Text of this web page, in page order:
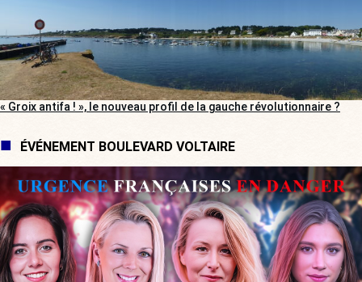
« Groix antifa ! », le nouveau profil de la gauche révolutionnaire ?
ÉVÉNEMENT BOULEVARD VOLTAIRE